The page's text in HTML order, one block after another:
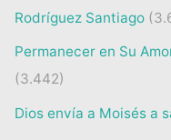
Rodríguez Santiago
Permanecer en Su
(3.442)
Dios envía a Moisés a